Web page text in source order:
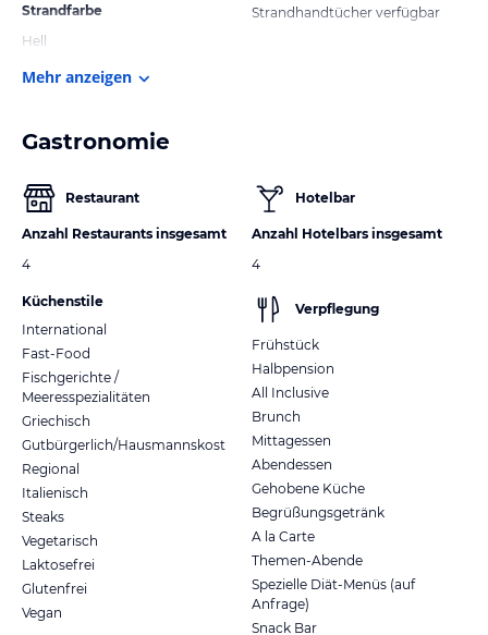
Strandfarbe
Hell
Strandhandtücher verfügbar
Mehr anzeigen
Gastronomie
Restaurant
Anzahl Restaurants insgesamt
4
Küchenstile
International
Fast-Food
Fischgerichte /
Meeresspezialitäten
Griechisch
Gutbürgerlich/Hausmannskost
Regional
Italienisch
Steaks
Vegetarisch
Laktosefrei
Glutenfrei
Vegan
Hotelbar
Anzahl Hotelbars insgesamt
4
Verpflegung
Frühstück
Halbpension
All Inclusive
Brunch
Mittagessen
Abendessen
Gehobene Küche
Begrüßungsgetränk
A la Carte
Themen-Abende
Spezielle Diät-Menüs (auf
Anfrage)
Snack Bar